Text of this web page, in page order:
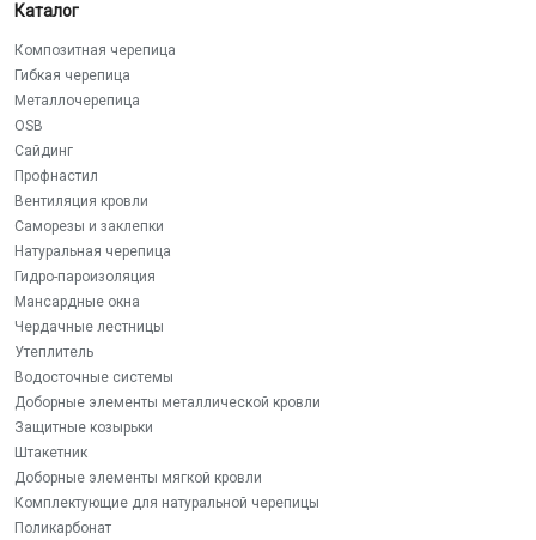
Каталог
Композитная черепица
Гибкая черепица
Металлочерепица
OSB
Сайдинг
Профнастил
Вентиляция кровли
Саморезы и заклепки
Натуральная черепица
Гидро-пароизоляция
Мансардные окна
Чердачные лестницы
Утеплитель
Водосточные системы
Доборные элементы металлической кровли
Защитные козырьки
Штакетник
Доборные элементы мягкой кровли
Комплектующие для натуральной черепицы
Поликарбонат